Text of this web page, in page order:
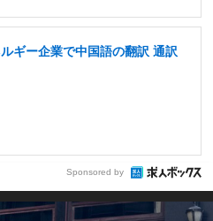
ギー企業で中国語の翻訳 通訳
Sponsored by